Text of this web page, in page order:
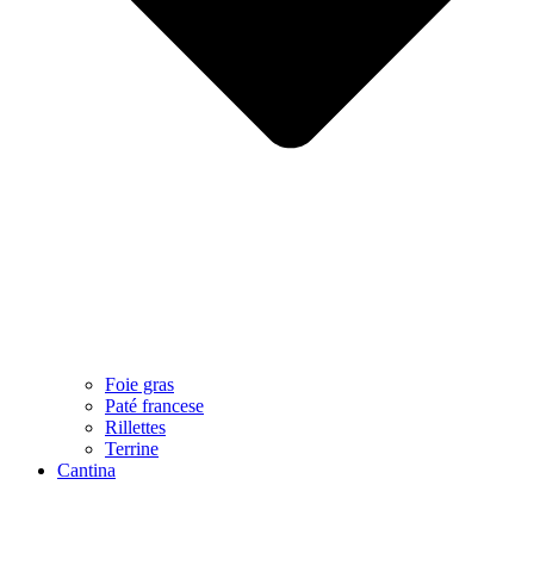
Foie gras
Paté francese
Rillettes
Terrine
Cantina